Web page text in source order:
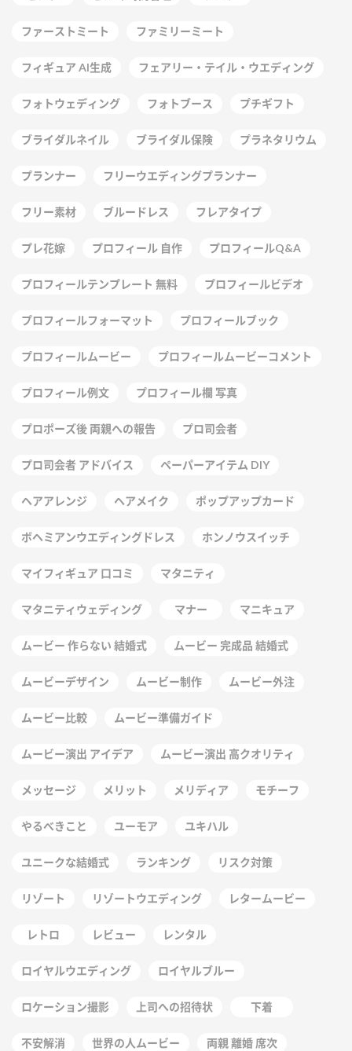
ファーストミート ファミリーミート
フィギュア AI生成 フェアリー・テイル・ウエディング
フォトウェディング フォトブース プチギフト
ブライダルネイル ブライダル保険 プラネタリウム
プランナー フリーウエディングプランナー
フリー素材 ブルードレス フレアタイプ
プレ花嫁 プロフィール 自作 プロフィールQ&A
プロフィールテンプレート 無料 プロフィールビデオ
プロフィールフォーマット プロフィールブック
プロフィールムービー プロフィールムービーコメント
プロフィール例文 プロフィール欄 写真
プロポーズ後 両親への報告 プロ司会者
プロ司会者 アドバイス ペーパーアイテム DIY
ヘアアレンジ ヘアメイク ポップアップカード
ボヘミアンウエディングドレス ホンノウスイッチ
マイフィギュア 口コミ マタニティ
マタニティウェディング マナー マニキュア
ムービー 作らない 結婚式 ムービー 完成品 結婚式
ムービーデザイン ムービー制作 ムービー外注
ムービー比較 ムービー準備ガイド
ムービー演出 アイデア ムービー演出 高クオリティ
メッセージ メリット メリディア モチーフ
やるべきこと ユーモア ユキハル
ユニークな結婚式 ランキング リスク対策
リゾート リゾートウエディング レタームービー
レトロ レビュー レンタル
ロイヤルウエディング ロイヤルブルー
ロケーション撮影 上司への招待状 下着
不安解消 世界の人ムービー 両親 離婚 席次